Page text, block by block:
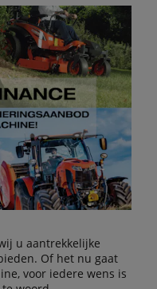
u aantrekkelijke
Of het nu gaat
voor iedere wens is